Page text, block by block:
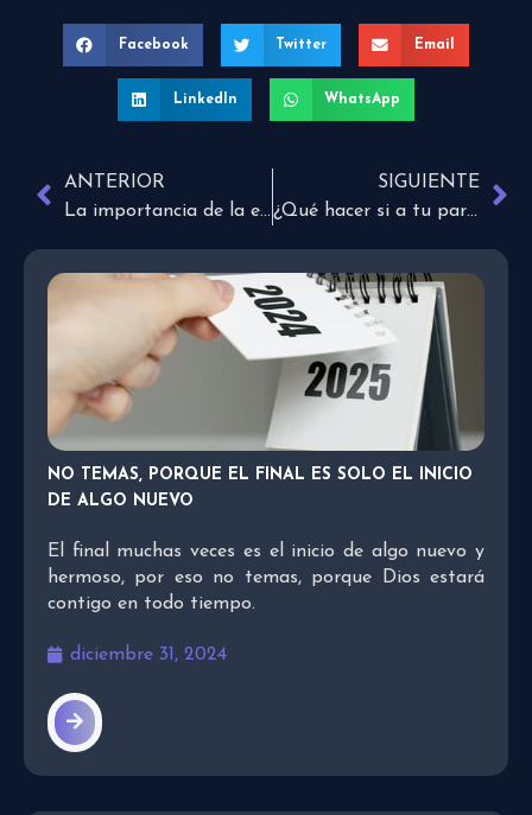
Facebook Twitter Email
LinkedIn WhatsApp
ANTERIOR
La importancia de la evangelización en Navidad
SIGUIENTE
¿Qué hacer si a tu pareja no le gustan las celebraciones?
NO TEMAS, PORQUE EL FINAL ES SOLO EL INICIO
DE ALGO NUEVO
El final muchas veces es el inicio de algo nuevo y
hermoso, por eso no temas, porque Dios estará
contigo en todo tiempo.
diciembre 31, 2024